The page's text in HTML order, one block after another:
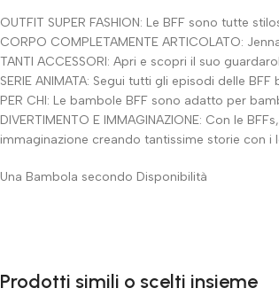
OUTFIT SUPER FASHION: Le BFF sono tutte
CORPO COMPLETAMENTE ARTICOLATO:
TANTI ACCESSORI: Apri e scopri il suo
SERIE ANIMATA: Segui tutti gli episodi delle
PER CHI: Le bambole BFF sono adatto per
DIVERTIMENTO E IMMAGINAZIONE: Con le
immaginazione creando tantissime storie con
Una Bambola secondo Disponibilità
Prodotti simili o scelti insieme